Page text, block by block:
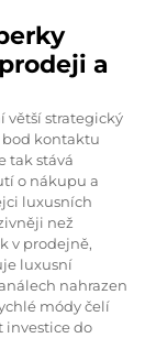
a
větší strategický
bod kontaktu
tak stává
o nákupu a
luxusních
než
v prodejně,
luxusní
nahrazen
módy čelí
investice do